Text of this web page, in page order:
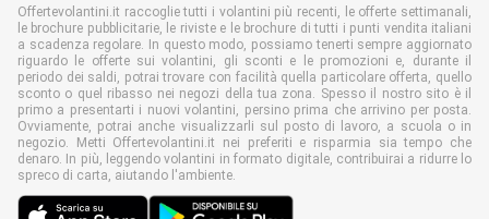
Offertevolantini.it raccoglie tutti i volantini più recenti, le offerte settimanali,
le brochure pubblicitarie, le riviste e le brochure di tutti i punti vendita italiani
a scadenza regolare. In questo modo, possiamo tenerti sempre aggiornato
riguardo le offerte sui volantini, gli sconti e le promozioni e, durante il
periodo dei saldi, potrai trovare con facilità quella particolare offerta, quello
sconto o quel ribasso nei negozi della tua zona. Spesso il nostro sito è il
primo a presentarti i nuovi volantini, persino prima che arrivino per posta.
Ovviamente, potrai anche visualizzarli sul posto di lavoro, a scuola o in
negozio. Metti Offertevolantini.it nei preferiti e risparmia sia tempo che
denaro. In più, leggendo volantini in formato digitale, contribuirai a ridurre lo
spreco di carta, aiutando l'ambiente.